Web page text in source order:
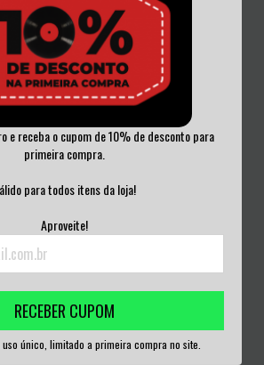
e receba o cupom de 10% de desconto para
primeira compra.
para todos itens da loja!
Aproveite!
RECEBER CUPOM
uso único, limitado a primeira compra no site.
SHOW VINIL...